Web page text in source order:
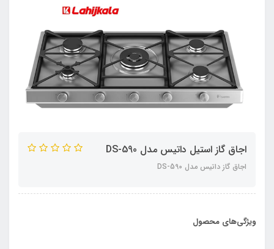
اجاق گاز استیل داتیس مدل DS-590
اجاق گاز داتیس مدل DS-590
ویژگی‌های محصول